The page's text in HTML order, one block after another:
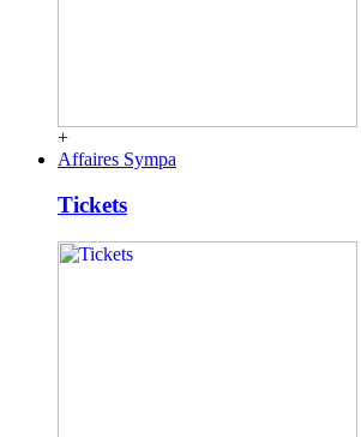
+
Affaires Sympa
Tickets